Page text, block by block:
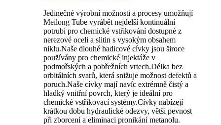
Jedinečné výrobní možnosti a procesy umožňují
Meilong Tube vyrábět nejdelší kontinuální
potrubí pro chemické vstřikování dostupné z
nerezové oceli a slitin s vysokým obsahem
niklu.Naše dlouhé hadicové cívky jsou široce
používány pro chemické injektáže v
podmořských a pobřežních vrtech.Délka bez
orbitálních svarů, která snižuje možnost defektů a
poruch.Naše cívky mají navíc extrémně čistý a
hladký vnitřní povrch, který je ideální pro
chemické vstřikovací systémy.Cívky nabízejí
krátkou dobu hydraulické odezvy, větší pevnost
při zborcení a eliminaci pronikání metanolu.